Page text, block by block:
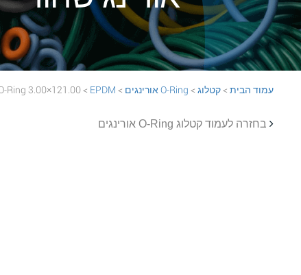
עמוד הבית >קטלוג > O-Ring אורינגים >
EPDM
> 121.00×3.00 EPDM 70 Black O-Ring
בחזרה לעמוד קטלוג O-Ring אורינגים